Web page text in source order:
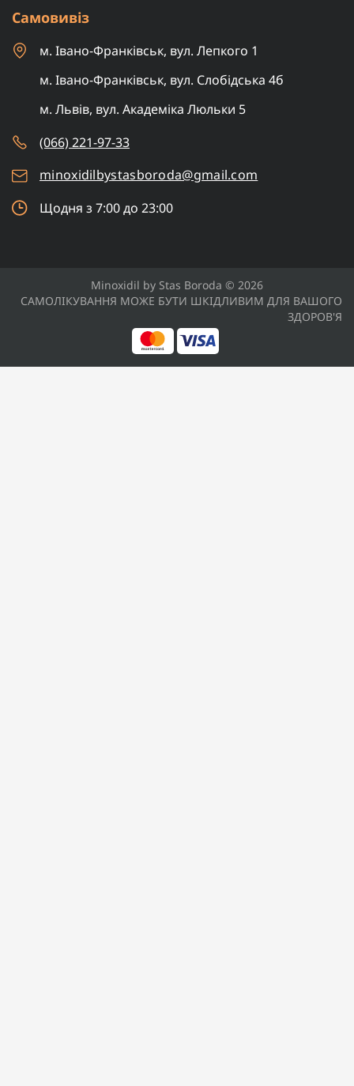
Самовивіз
м. Івано-Франківськ, вул. Лепкого 1
м. Івано-Франківськ, вул. Слобідська 4б
м. Львів, вул. Академіка Люльки 5
(066) 221-97-33
minoxidilbystasboroda@gmail.com
Щодня з 7:00 до 23:00
Minoxidil by Stas Boroda © 2026
САМОЛІКУВАННЯ МОЖЕ БУТИ ШКІДЛИВИМ ДЛЯ ВАШОГО
ЗДОРОВ'Я